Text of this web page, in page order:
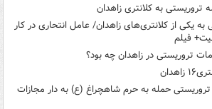
تروریستی به کلانتری زاهدان
یکی از کلانتری‌های زاهدان/ عامل انتحاری در کار
تروریستی در زاهدان چه بود؟
تروریستی حمله به حرم شاهچراغ (ع) به دار مجازات